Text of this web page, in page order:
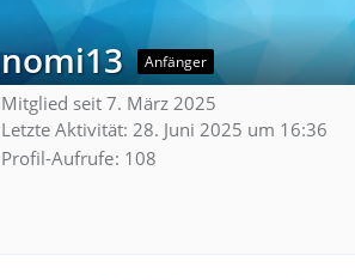
nomi13 Anfänger
Mitglied seit 7. März 2025
Letzte Aktivität: 28. Juni 2025 um 16:36
Profil-Aufrufe 108